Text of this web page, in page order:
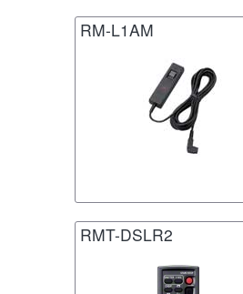
RM-L1AM
RMT-DSLR2